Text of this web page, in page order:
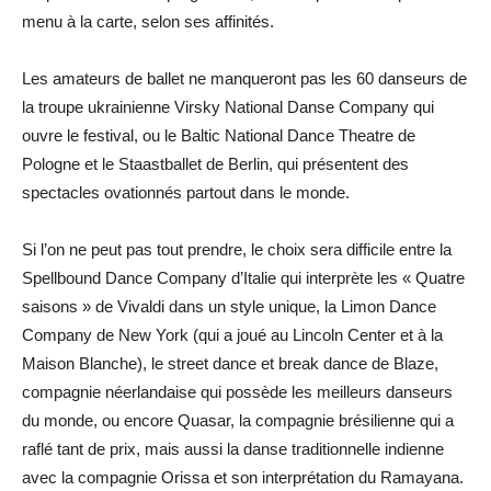
menu à la carte, selon ses affinités.
Les amateurs de ballet ne manqueront pas les 60 danseurs de
la troupe ukrainienne Virsky National Danse Company qui
ouvre le festival, ou le Baltic National Dance Theatre de
Pologne et le Staastballet de Berlin, qui présentent des
spectacles ovationnés partout dans le monde.
Si l’on ne peut pas tout prendre, le choix sera difficile entre la
Spellbound Dance Company d’Italie qui interprète les « Quatre
saisons » de Vivaldi dans un style unique, la Limon Dance
Company de New York (qui a joué au Lincoln Center et à la
Maison Blanche), le street dance et break dance de Blaze,
compagnie néerlandaise qui possède les meilleurs danseurs
du monde, ou encore Quasar, la compagnie brésilienne qui a
raflé tant de prix, mais aussi la danse traditionnelle indienne
avec la compagnie Orissa et son interprétation du Ramayana.